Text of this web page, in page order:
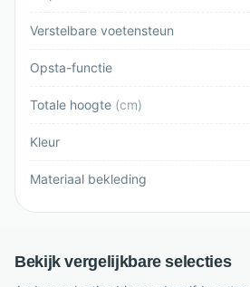
Verstelbare voetensteun
Opsta-functie
Totale hoogte (cm)
Kleur
Materiaal bekleding
Bekijk vergelijkbare selecties